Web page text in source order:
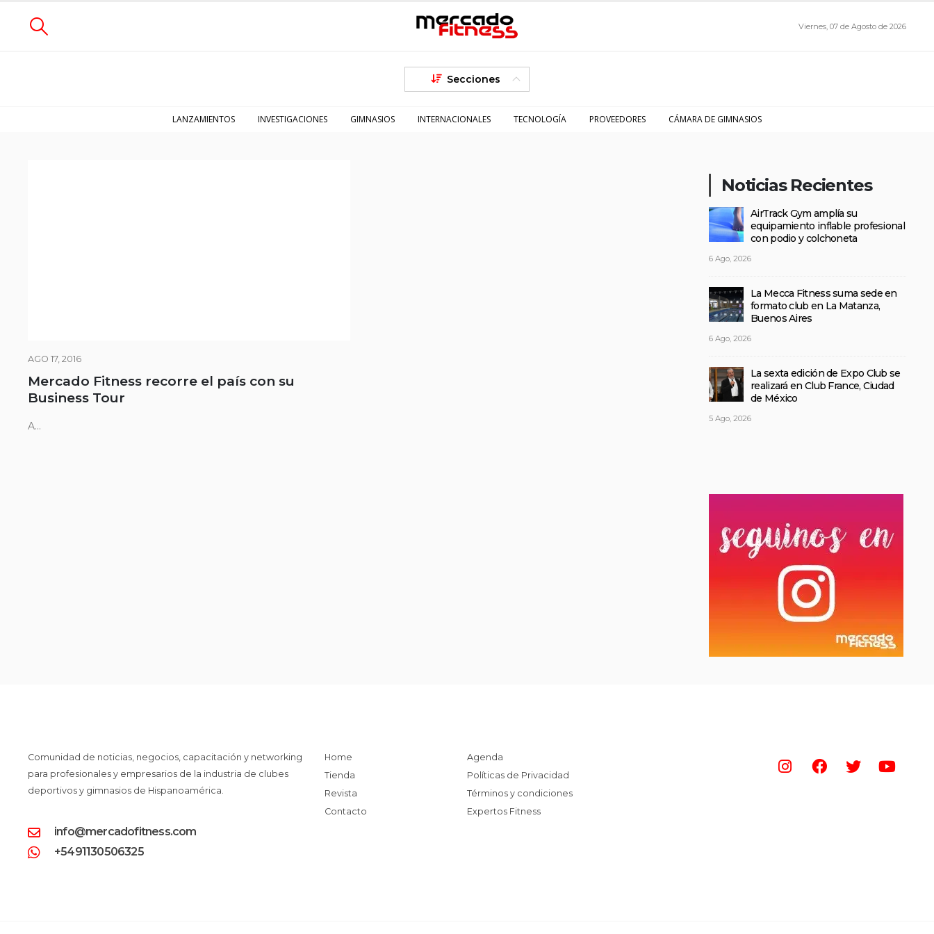
Viernes, 07 de Agosto de 2026
Secciones
LANZAMIENTOS INVESTIGACIONES GIMNASIOS INTERNACIONALES TECNOLOGÍA PROVEEDORES CÁMARA DE GIMNASIOS
AGO 17, 2016
Mercado Fitness recorre el país con su
Business Tour
A...
Noticias Recientes
AirTrack Gym amplía su
equipamiento inflable profesional
con podio y colchoneta
6 Ago, 2026
La Mecca Fitness suma sede en
formato club en La Matanza,
Buenos Aires
6 Ago, 2026
La sexta edición de Expo Club se
realizará en Club France, Ciudad
de México
5 Ago, 2026
Comunidad de noticias, negocios, capacitación y networking
para profesionales y empresarios de la industria de clubes
deportivos y gimnasios de Hispanoamérica.
info@mercadofitness.com
+5491130506325
Home
Tienda
Revista
Contacto
Agenda
Políticas de Privacidad
Términos y condiciones
Expertos Fitness